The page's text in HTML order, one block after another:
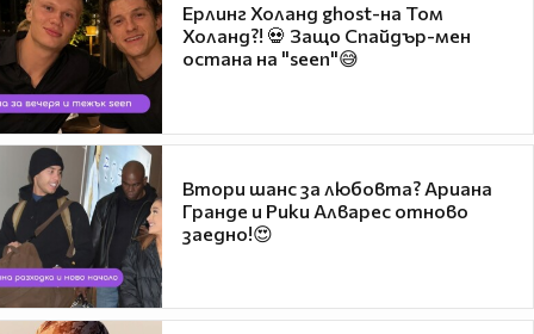
Ерлинг Холанд ghost-на Том
Холанд?! 💀 Защо Спайдър-мен
остана на "seen"😅
Втори шанс за любовта? Ариана
Гранде и Рики Алварес отново
заедно!😍